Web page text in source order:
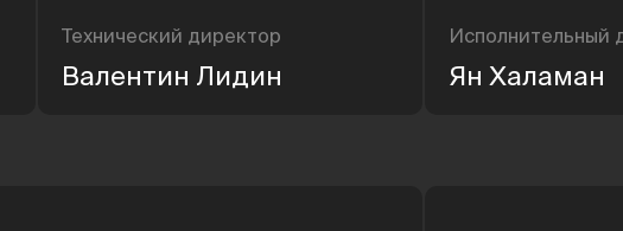
Технический директор
Валентин Лидин
Исполнительный
Ян Халаман